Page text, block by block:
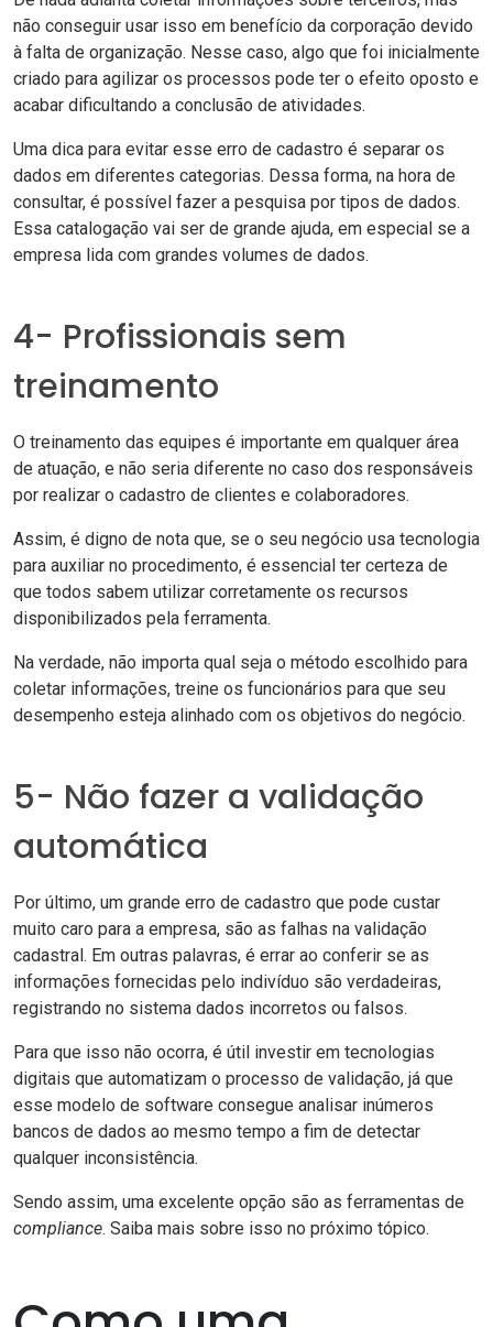
não conseguir usar isso em benefício da corporação devido
à falta de organização. Nesse caso, algo que foi inicialmente
criado para agilizar os processos pode ter o efeito oposto e
acabar dificultando a conclusão de atividades.
Uma dica para evitar esse erro de cadastro é separar os
dados em diferentes categorias. Dessa forma, na hora de
consultar, é possível fazer a pesquisa por tipos de dados.
Essa catalogação vai ser de grande ajuda, em especial se a
empresa lida com grandes volumes de dados.
4- Profissionais sem
treinamento
O treinamento das equipes é importante em qualquer área
de atuação, e não seria diferente no caso dos responsáveis
por realizar o cadastro de clientes e colaboradores.
Assim, é digno de nota que, se o seu negócio usa tecnologia
para auxiliar no procedimento, é essencial ter certeza de
que todos sabem utilizar corretamente os recursos
disponibilizados pela ferramenta.
Na verdade, não importa qual seja o método escolhido para
coletar informações, treine os funcionários para que seu
desempenho esteja alinhado com os objetivos do negócio.
5- Não fazer a validação
automática
Por último, um grande erro de cadastro que pode custar
muito caro para a empresa, são as falhas na validação
cadastral . Em outras palavras, é errar ao conferir se as
informações fornecidas pelo indivíduo são verdadeiras,
registrando no sistema dados incorretos ou falsos.
Para que isso não ocorra, é útil investir em tecnologias
digitais que automatizam o processo de validação, já que
esse modelo de software consegue analisar inúmeros
bancos de dados ao mesmo tempo a fim de detectar
qualquer inconsistência.
Sendo assim, uma excelente opção são as ferramentas de
compliance. Saiba mais sobre isso no próximo tópico.